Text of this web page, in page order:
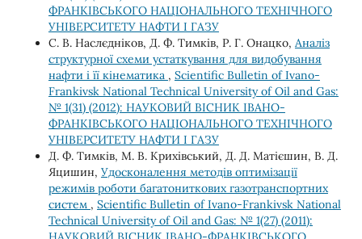
ФРАНКІВСЬКОГО НАЦІОНАЛЬНОГО ТЕХНІЧНОГО
УНІВЕРСИТЕТУ НАФТИ І ГАЗУ
С. В. Наслєдніков, Д. Ф. Тимків, Р. Г. Онацко, Аналіз
структурної схеми устаткування для видобування
нафти і її кінематика , Scientific Bulletin of Ivano-
Frankivsk National Technical University of Oil and Gas:
№ 1(31) (2012): НАУКОВИЙ ВІСНИК ІВАНО-
ФРАНКІВСЬКОГО НАЦІОНАЛЬНОГО ТЕХНІЧНОГО
УНІВЕРСИТЕТУ НАФТИ І ГАЗУ
Д. Ф. Тимків, М. В. Крихівський, Д. Д. Матієшин, В. Д.
Яцишин, Удосконалення методів оптимізації
режимів роботи багатониткових газотранспортних
систем , Scientific Bulletin of Ivano-Frankivsk National
Technical University of Oil and Gas: № 1(27) (2011):